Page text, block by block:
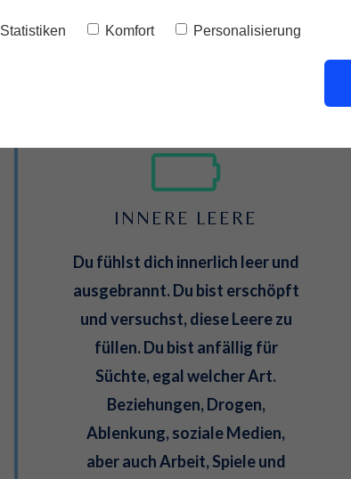
INNERE LEERE
Du fühlst dich innerlich leer und
ausgebrannt. Du bist erschöpft
und versuchst, diese Leere zu
füllen. Du bist anfällig für
Süchte, egal welcher Art.
Beziehungen, Drogen,
Ablenkung, soziale Medien,
aber auch Arbeit, Spiele und
Statistiken Komfort Personalisierung